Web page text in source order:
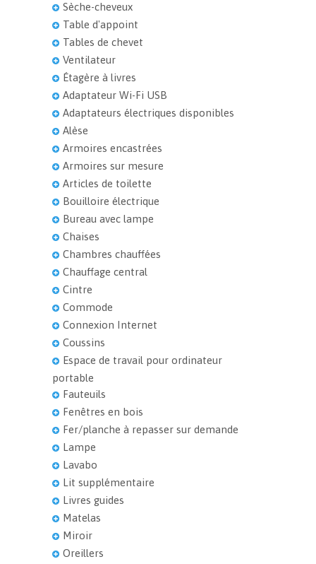
Sèche-cheveux
Table d'appoint
Tables de chevet
Ventilateur
Étagère à livres
Adaptateur Wi-Fi USB
Adaptateurs électriques disponibles
Alèse
Armoires encastrées
Armoires sur mesure
Articles de toilette
Bouilloire électrique
Bureau avec lampe
Chaises
Chambres chauffées
Chauffage central
Cintre
Commode
Connexion Internet
Coussins
Espace de travail pour ordinateur
portable
Fauteuils
Fenêtres en bois
Fer/planche à repasser sur demande
Lampe
Lavabo
Lit supplémentaire
Livres guides
Matelas
Miroir
Oreillers